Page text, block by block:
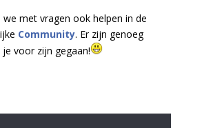
met vragen ook helpen in de
Community. Er zijn genoeg
voor zijn gegaan!